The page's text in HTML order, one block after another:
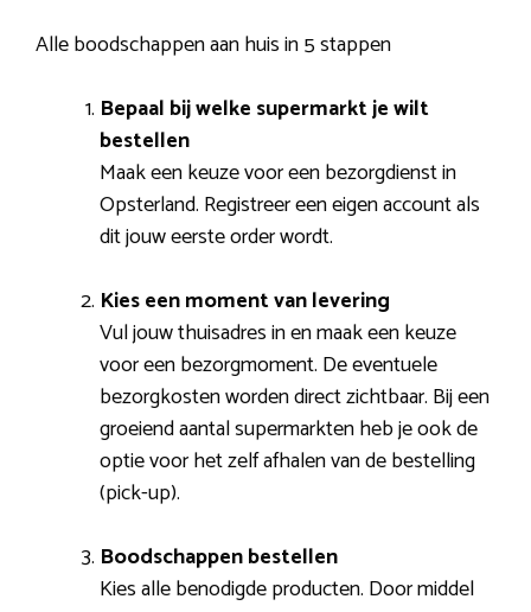
Alle boodschappen aan huis in 5 stappen
Bepaal bij welke supermarkt je wilt
bestellen
Maak een keuze voor een bezorgdienst in
Opsterland. Registreer een eigen account als
dit jouw eerste order wordt.
Kies een moment van levering
Vul jouw thuisadres in en maak een keuze
voor een bezorgmoment. De eventuele
bezorgkosten worden direct zichtbaar. Bij een
groeiend aantal supermarkten heb je ook de
optie voor het zelf afhalen van de bestelling
(pick-up).
Boodschappen bestellen
Kies alle benodigde producten. Door middel